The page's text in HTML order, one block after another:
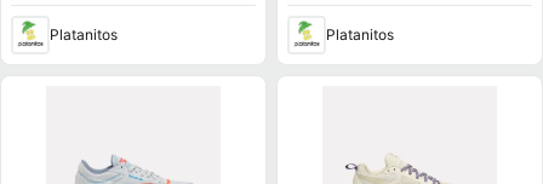
Platanitos Platanitos